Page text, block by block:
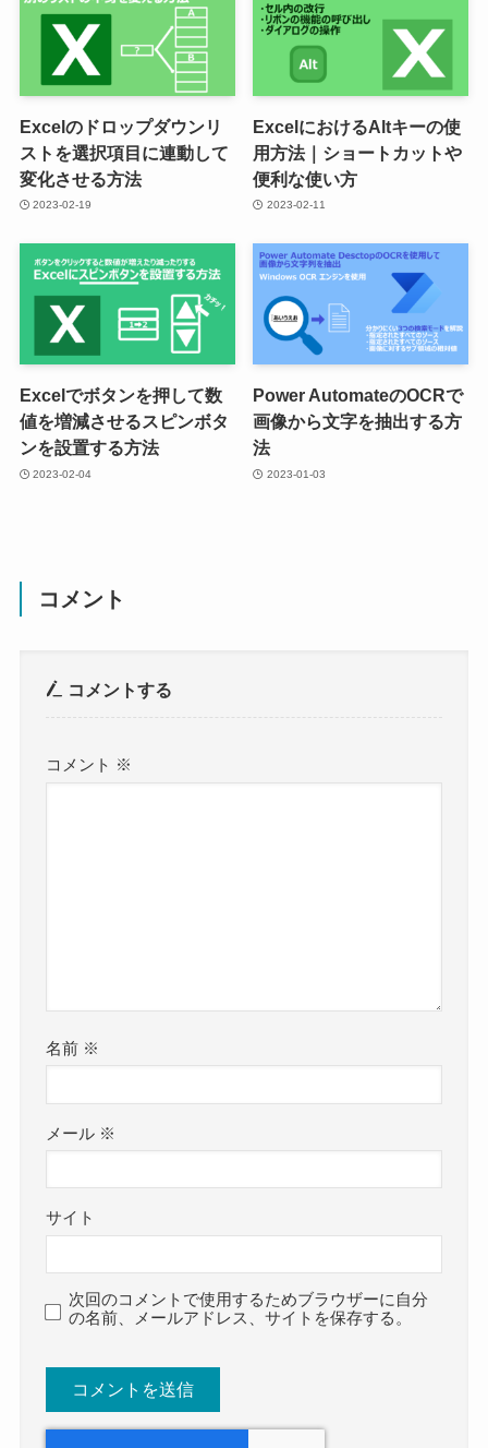
Excelのドロップダウンリ
ストを選択項目に連動して
変化させる方法
2023-02-19
ExcelにおけるAltキーの使
用方法｜ショートカットや
便利な使い方
2023-02-11
Excelでボタンを押して数
値を増減させるスピンボタ
ンを設置する方法
2023-02-04
Power AutomateのOCRで
画像から文字を抽出する方
法
2023-01-03
コメント
コメントする
コメント ※
名前 ※
メール ※
サイト
次回のコメントで使用するためブラウザーに自分
の名前、メールアドレス、サイトを保存する。